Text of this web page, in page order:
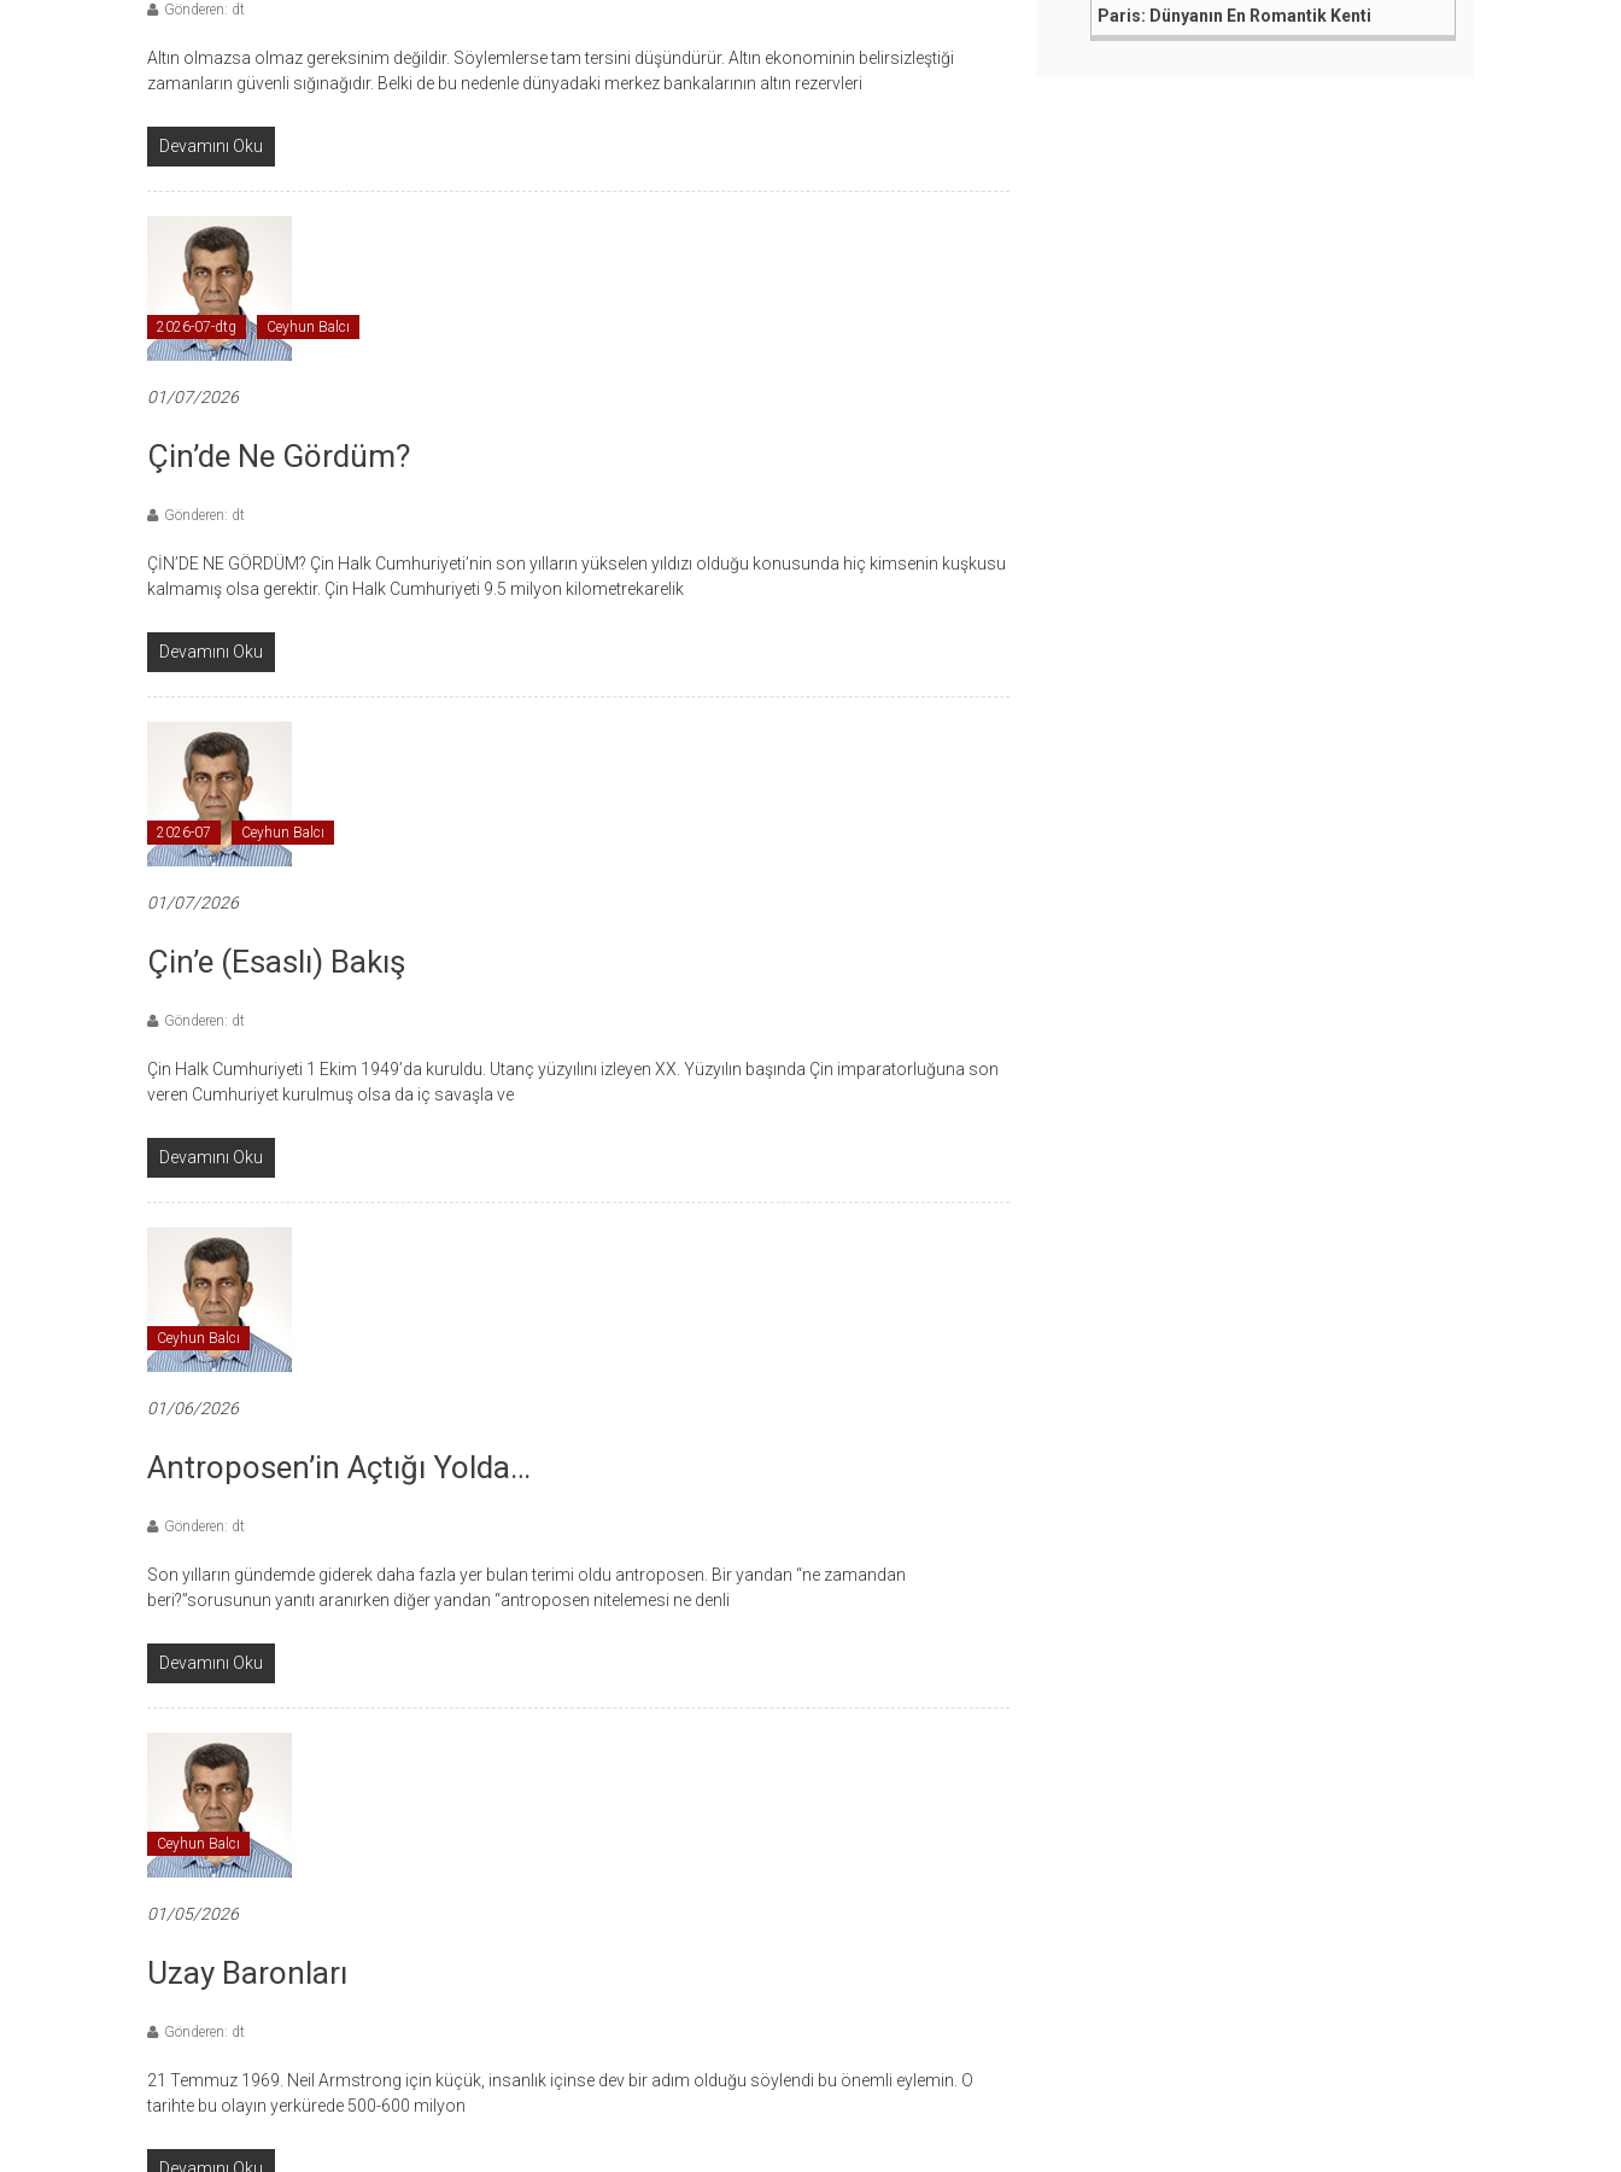
Gönderen: dt
Altın olmazsa olmaz gereksinim değildir. Söylemlerse tam tersini düşündürür. Altın ekonominin belirsizleştiği
zamanların güvenli sığınağıdır. Belki de bu nedenle dünyadaki merkez bankalarının altın rezervleri
Devamını Oku
2026-07-dtg Ceyhun Balcı
01/07/2026
Çin’de Ne Gördüm?
Gönderen: dt
ÇİN’DE NE GÖRDÜM? Çin Halk Cumhuriyeti’nin son yılların yükselen yıldızı olduğu konusunda hiç kimsenin kuşkusu
kalmamış olsa gerektir. Çin Halk Cumhuriyeti 9.5 milyon kilometrekarelik
Devamını Oku
2026-07 Ceyhun Balcı
01/07/2026
Çin’e (Esaslı) Bakış
Gönderen: dt
Çin Halk Cumhuriyeti 1 Ekim 1949’da kuruldu. Utanç yüzyılını izleyen XX. Yüzyılın başında Çin imparatorluğuna son
veren Cumhuriyet kurulmuş olsa da iç savaşla ve
Devamını Oku
Ceyhun Balcı
01/06/2026
Antroposen’in Açtığı Yolda…
Gönderen: dt
Son yılların gündemde giderek daha fazla yer bulan terimi oldu antroposen. Bir yandan “ne zamandan
beri?”sorusunun yanıtı aranırken diğer yandan “antroposen nitelemesi ne denli
Devamını Oku
Ceyhun Balcı
01/05/2026
Uzay Baronları
Gönderen: dt
21 Temmuz 1969. Neil Armstrong için küçük, insanlık içinse dev bir adım olduğu söylendi bu önemli eylemin. O
tarihte bu olayın yerkürede 500-600 milyon
Paris: Dünyanın En Romantik Kenti